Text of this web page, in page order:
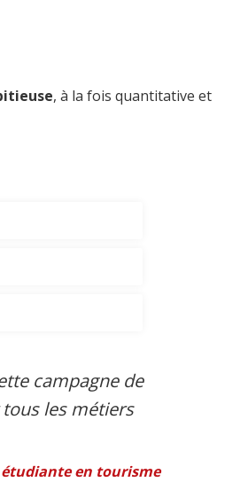
, à la fois quantitative et
campagne de
les métiers
étudiante en tourisme